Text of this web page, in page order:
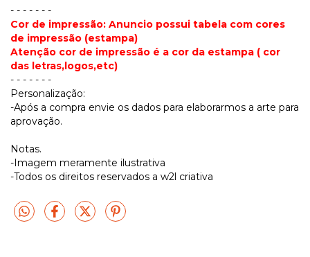
- - - - - - -
Cor de impressão: Anuncio possui tabela com cores
de impressão (estampa)
Atenção cor de impressão é a cor da estampa ( cor
das letras,logos,etc)
- - - - - - -
Personalização:
-Após a compra envie os dados para elaborarmos a arte para
aprovação.
Notas.
-Imagem meramente ilustrativa
-Todos os direitos reservados a w2l criativa